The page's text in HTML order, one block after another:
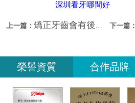
深圳看牙哪間好
上一篇：矯正牙齒會有後遺症嗎？深圳箍牙哪間好？ 下一篇：
榮譽資質 合作品牌